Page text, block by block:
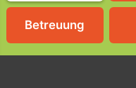
Betreuung